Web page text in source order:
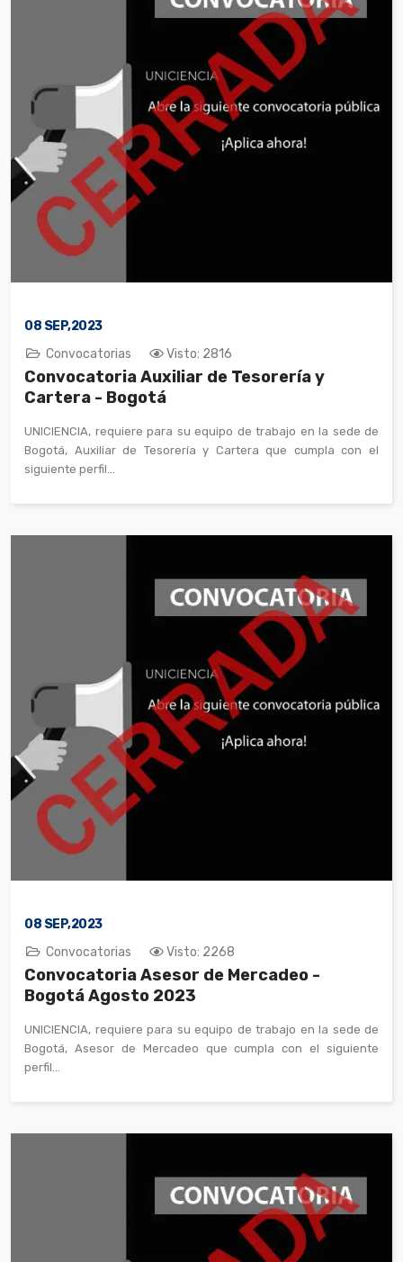
08 SEP,2023
Convocatorias
Visto: 2816
Convocatoria Auxiliar de Tesorería y
Cartera - Bogotá
UNICIENCIA, requiere para su equipo de trabajo en la sede de
Bogotá, Auxiliar de Tesorería y Cartera que cumpla con el
siguiente perfil...
08 SEP,2023
Convocatorias
Visto: 2268
Convocatoria Asesor de Mercadeo -
Bogotá Agosto 2023
UNICIENCIA, requiere para su equipo de trabajo en la sede de
Bogotá, Asesor de Mercadeo que cumpla con el siguiente
perfil...